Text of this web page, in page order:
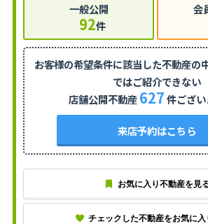
一般公開
92件
会
お客様の希望条件に該当した不動産の中
ではご紹介できない
店舗公開不動産627件ござい
来店予約はこちら
お気に入り不動産を見
チェックした不動産をお気に入